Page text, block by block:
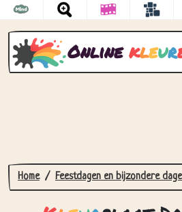
Online kleur
Home Feestdagen en bijzondere